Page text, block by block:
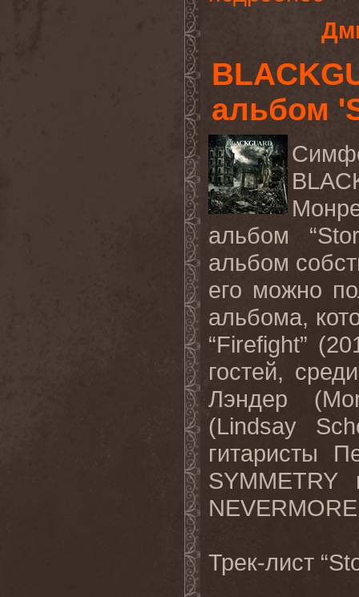
альбом
альбом “
альбом
его можно
альбома,
“Firefight”
гостей,
Лэндер (
(Lindsay
гитаристы
SYMMETRY
NEVERMORE
Трек-лист “